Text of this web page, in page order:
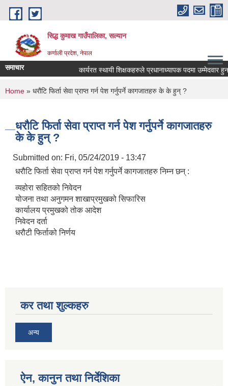
Skip to main content
सिद्ध कुमाख गाउँपालिका, सल्यान
कर्णाली प्रदेश, नेपाल
समाचार कार्यरत स्थायी शिक्षकहरुले प्रधानाध्यापक पदमा उम्मेदवार
You are here
Home » धरौटि फिर्ता सेवा प्राप्त गर्न पेश गर्नुपर्ने कागजातहरु के के हुन् ?
धरौटि फिर्ता सेवा प्राप्त गर्न पेश गर्नुपर्ने कागजातहरु
के के हुन् ?
Submitted on: Fri, 05/24/2019 - 13:47
धरौटि फिर्ता सेवा प्राप्त गर्न पेश गर्नुपर्ने कागजातहरु निम्न छन् :
व्यहोरा सहितको निवेदन
योजना तथा अनुगमन शाखाप्रमुखको सिफारिस
कार्यालय प्रमुखको तोक आदेश
निवेदन दर्ता
धरौटी फिर्ताको निर्णय
कर तथा शुल्कहरु
अन्य
ऐन, कानुन तथा निर्देशिका